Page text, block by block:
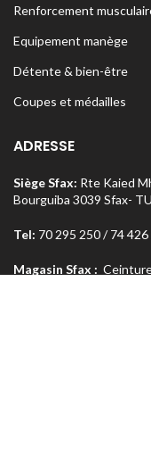
Renforcement
Equipement manège
Détente & bien-être
Coupes et médailles
ADRESSE
Siège Sfax: Rte Kaied
Bourguiba 3039 Sfax-
Tel: 70 295 250 / 74 426
Magasin Sfax :